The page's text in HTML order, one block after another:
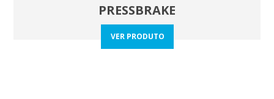
PRESSBRAKE
VER PRODUTO